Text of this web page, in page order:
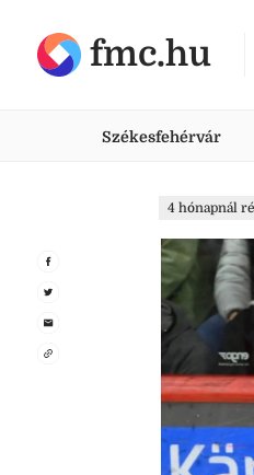
fmc.hu
Székesfehérvár
4 hónapnál